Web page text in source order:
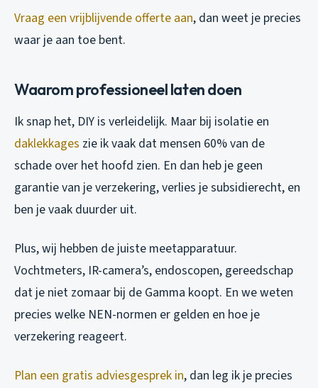
Vraag een vrijblijvende offerte aan, dan weet je precies
waar je aan toe bent.
Waarom professioneel laten doen
Ik snap het, DIY is verleidelijk. Maar bij isolatie en
daklekkages zie ik vaak dat mensen 60% van de
schade over het hoofd zien. En dan heb je geen
garantie van je verzekering, verlies je subsidierecht, en
ben je vaak duurder uit.
Plus, wij hebben de juiste meetapparatuur.
Vochtmeters, IR-camera’s, endoscopen, gereedschap
dat je niet zomaar bij de Gamma koopt. En we weten
precies welke NEN-normen er gelden en hoe je
verzekering reageert.
Plan een gratis adviesgesprek in, dan leg ik je precies